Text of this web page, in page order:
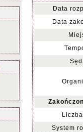
Data
Data
System